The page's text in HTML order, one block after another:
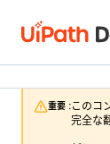
重要 :このコ
完全な